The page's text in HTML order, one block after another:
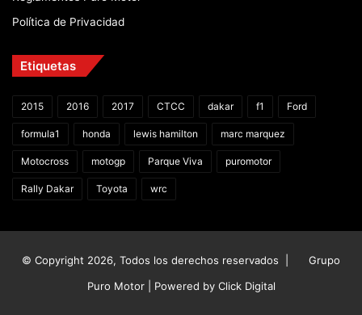
Política de Privacidad
Etiquetas
2015 2016 2017 CTCC dakar f1 Ford
formula1 honda lewis hamilton marc marquez
Motocross motogp Parque Viva puromotor
Rally Dakar Toyota wrc
© Copyright 2026, Todos los derechos reservados |
Grupo
Puro Motor | Powered by Click Digital